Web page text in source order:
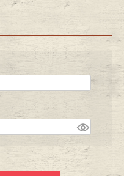
International Shipping
特集一覧
スタッフコーディネート